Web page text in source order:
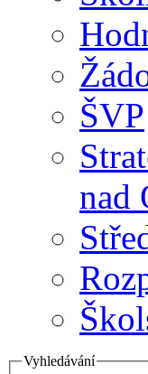
ŠVP
nad
Vyhledávání